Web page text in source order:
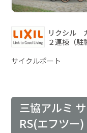
リクシル
２連棟（駐
サイクルポート
三協アルミ
RS(エフツ